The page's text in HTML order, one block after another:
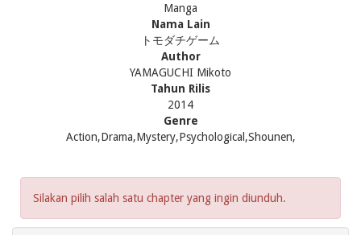
Manga
Nama Lain
トモダチゲーム
Author
YAMAGUCHI Mikoto
Tahun Rilis
2014
Genre
Action,Drama,Mystery,Psychological,Shounen,
Silakan pilih salah satu chapter yang ingin diunduh.